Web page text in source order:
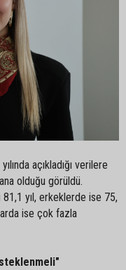
açıkladığı verilere
olduğu görüldü.
81,1 yıl, erkeklerde ise 75,
ise çok fazla